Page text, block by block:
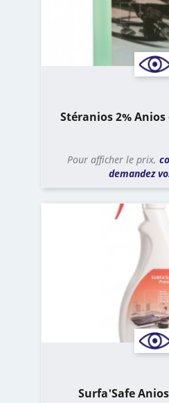
Stéranios 2%
Pour afficher le prix,
demandez
Surfa'Safe